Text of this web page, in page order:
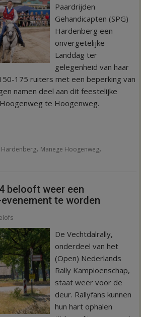
Paardrijden
Gehandicapten (SPG)
Hardenberg een
onvergetelijke
Landdag ter
gelegenheid van haar
175 ruiters met een beperking van
namen deel aan dit feestelijke
te Hoogenweg.
Hardenberg, Manege Hoogenweg,
belooft weer een
te worden
De Vechtdalrally,
onderdeel van het
(Open) Nederlands
Rally Kampioenschap,
staat weer voor de
deur. Rallyfans kunnen
hun hart ophalen